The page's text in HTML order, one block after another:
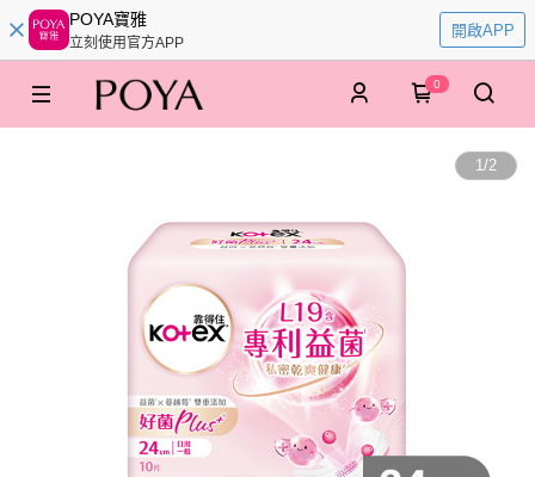
POYA寶雅
立刻使用官方APP
開啟APP
0
1/2